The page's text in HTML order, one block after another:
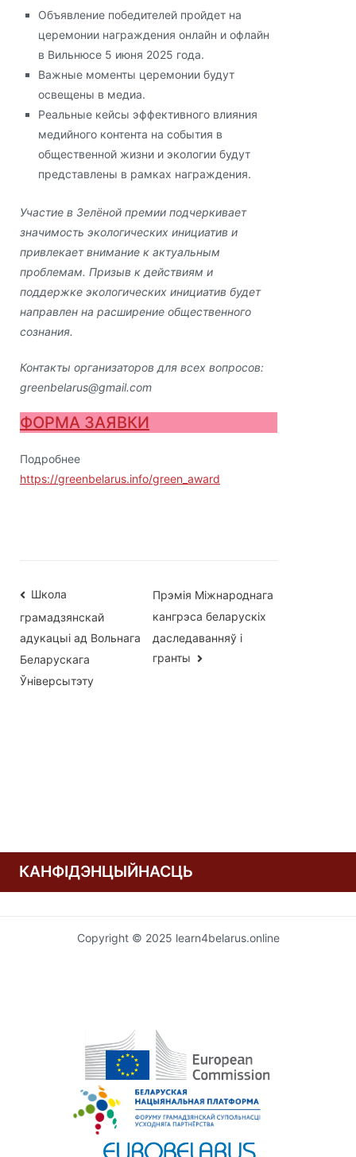
Объявление победителей пройдет на
церемонии награждения онлайн и офлайн
в Вильнюсе 5 июня 2025 года.
Важные моменты церемонии будут
освещены в медиа.
Реальные кейсы эффективного влияния
медийного контента на события в
общественной жизни и экологии будут
представлены в рамках награждения.
Участие в Зелёной премии подчеркивает
значимость экологических инициатив и
привлекает внимание к актуальным
проблемам. Призыв к действиям и
поддержке экологических инициатив будет
направлен на расширение общественного
сознания.
Контакты организаторов для всех вопросов:
greenbelarus@gmail.com
ФОРМА ЗАЯВКИ
Подробнее
https://greenbelarus.info/green_award
Навігацыя
па
запісах
Школа
грамадзянскай
адукацыі ад Вольнага
Беларускага
Ўніверсытэту
Прэмія Міжнароднага
кангрэса беларускіх
даследаванняў і
гранты
КАНФІДЭНЦЫЙНАСЦЬ
Copyright © 2025 learn4belarus.online